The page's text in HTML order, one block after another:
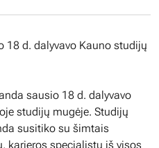
18 d. dalyvavo Kauno studijų
sausio 18 d. dalyvavo
studijų mugėje. Studijų
susitiko su šimtais
karjeros specialistų iš visos